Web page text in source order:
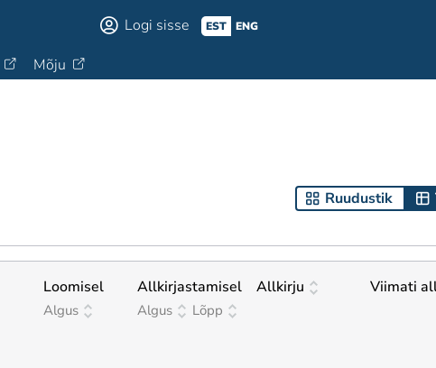
Logi sisse EST ENG
Mõju
Ruudustik
Loomisel
Algus
Allkirjastamisel
Algus Lõpp
Allkirju Viimati